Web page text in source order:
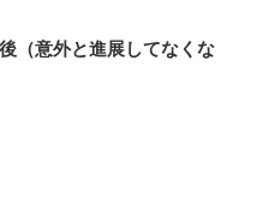
（意外と進展してなくな